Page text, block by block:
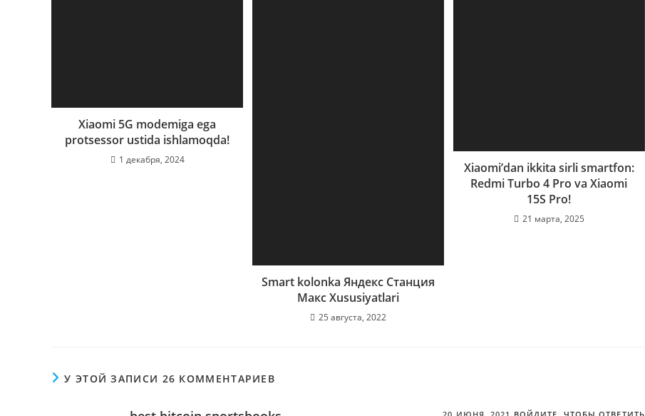
Xiaomi 5G modemiga ega
protsessor ustida ishlamoqda!
1 декабря, 2024
Smart kolonka Яндекс Станция
Макс Xususiyatlari
25 августа, 2022
Xiaomi’dan ikkita sirli smartfon:
Redmi Turbo 4 Pro va Xiaomi
15S Pro!
21 марта, 2025
У ЭТОЙ ЗАПИСИ 26 КОММЕНТАРИЕВ